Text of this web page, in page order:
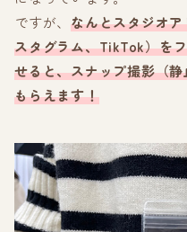
ですが、 なんとスタジオ
スタグラム、TikTok）を
せると、スナップ撮影（
もらえます！